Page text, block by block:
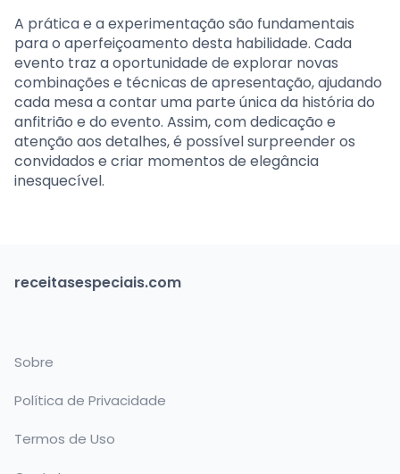
A prática e a experimentação são fundamentais
para o aperfeiçoamento desta habilidade. Cada
evento traz a oportunidade de explorar novas
combinações e técnicas de apresentação, ajudando
cada mesa a contar uma parte única da história do
anfitrião e do evento. Assim, com dedicação e
atenção aos detalhes, é possível surpreender os
convidados e criar momentos de elegância
inesquecível.
receitasespeciais.com
Sobre
Política de Privacidade
Termos de Uso